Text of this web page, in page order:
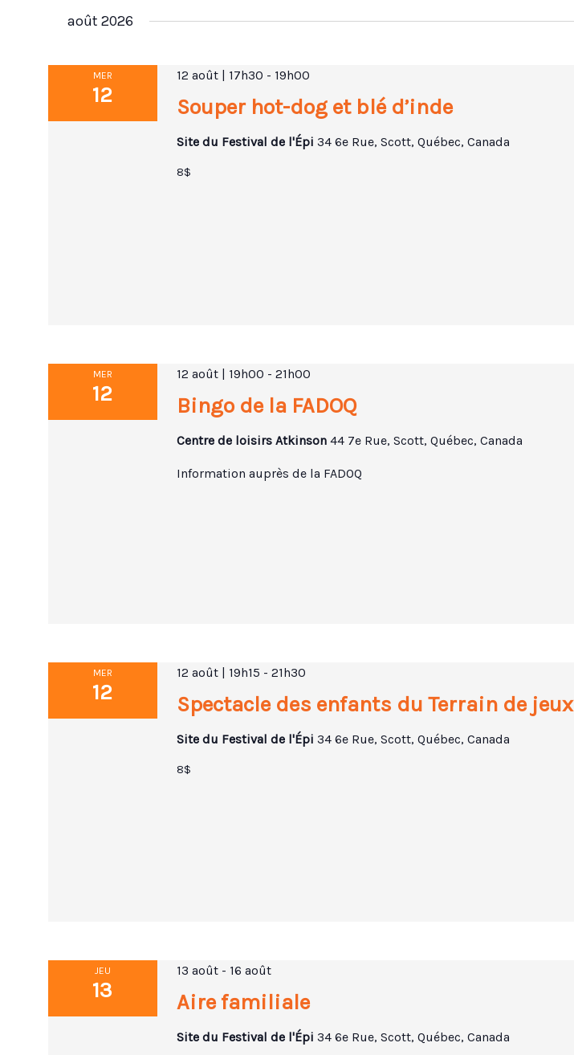
mot-
une
août 2026
MER
12 Souper hot-dog et blé d’inde
12 août | 17h30 - 19h00
Site du Festival de l'Épi 34 6e Rue, Scott, Québec, Canada
8$
MER
12 Bingo de la FADOQ
12 août | 19h00 - 21h00
Centre de loisirs Atkinson 44 7e Rue, Scott, Québec, Canada
Information auprès de la FADOQ
MER
12 Spectacle des enfants du Terrain de jeux
12 août | 19h15 - 21h30
Site du Festival de l'Épi 34 6e Rue, Scott, Québec, Canada
8$
JEU
13 Aire familiale
13 août- 16 août
Site du Festival de l'Épi 34 6e Rue, Scott, Québec, Canada